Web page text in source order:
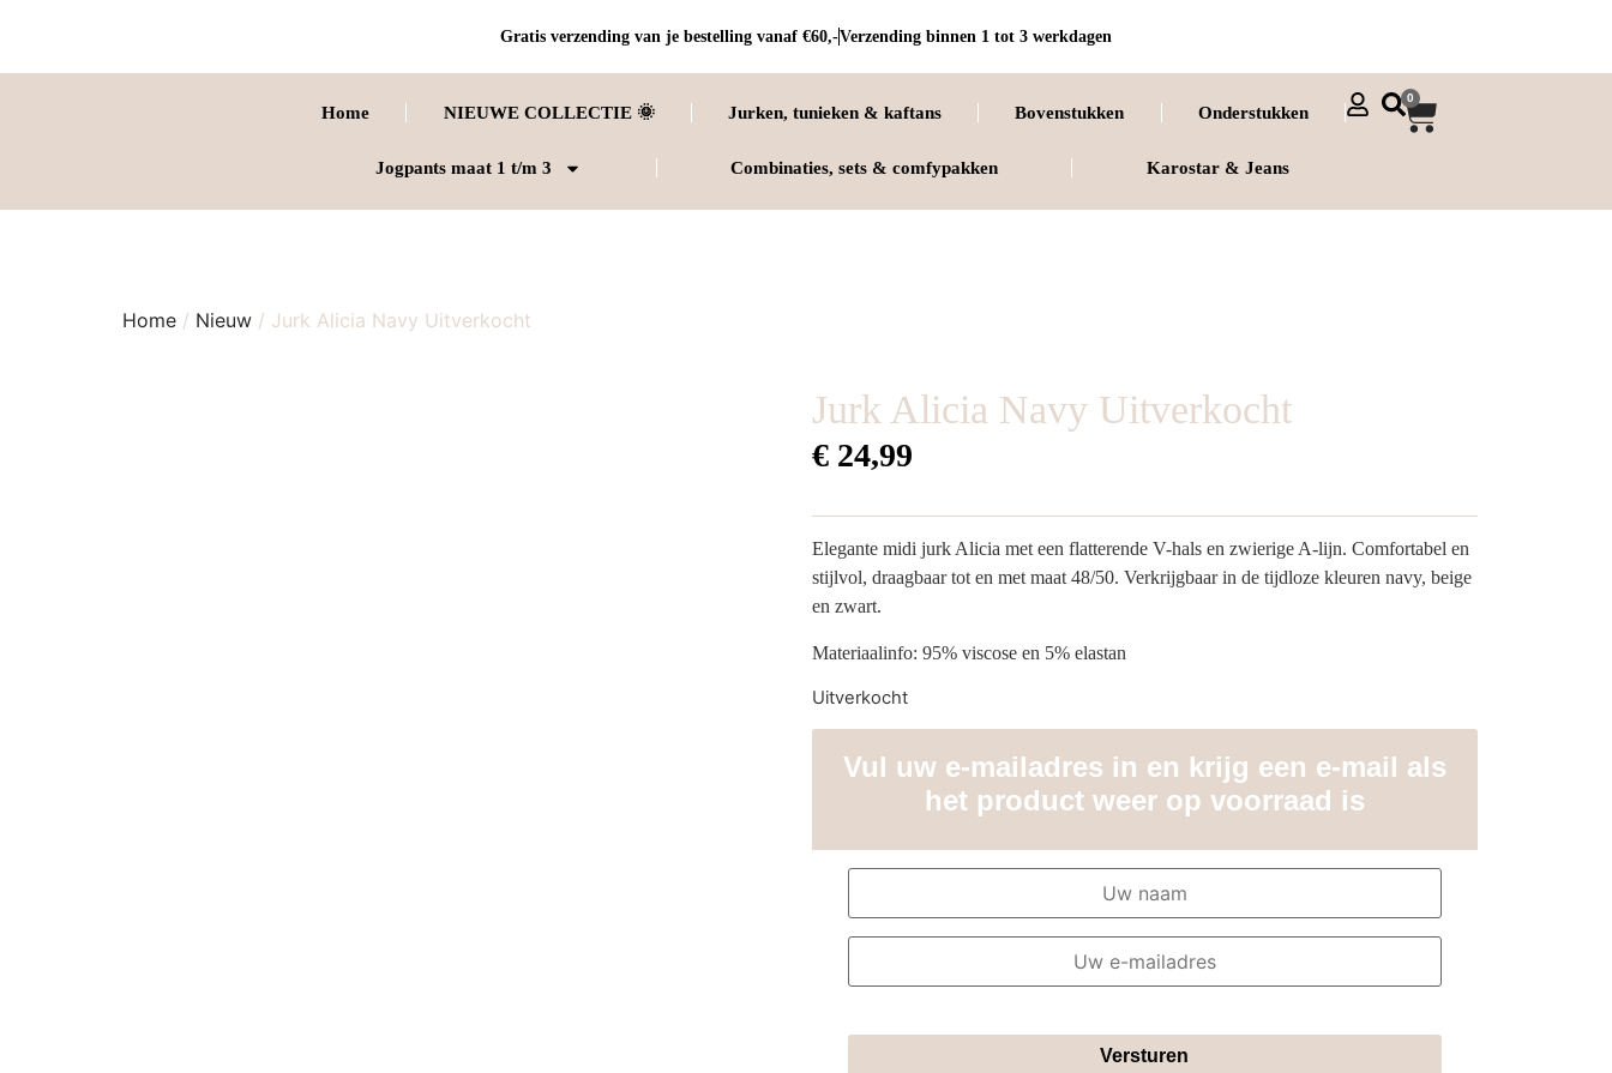
Gratis verzending van je bestelling vanaf €60,-Verzending binnen 1 tot 3 werkdagen
Home NIEUWE COLLECTIE 🌞 Jurken, tunieken & kaftans Bovenstukken Onderstukken
Jogpants maat 1 t/m 3 Combinaties, sets & comfypakken Karostar & Jeans
0
Home / Nieuw / Jurk Alicia Navy Uitverkocht
Jurk Alicia Navy Uitverkocht
€24,99
Elegante midi jurk Alicia met een flatterende V-hals en zwierige A-lijn. Comfortabel en
stijlvol, draagbaar tot en met maat 48/50. Verkrijgbaar in de tijdloze kleuren navy, beige
en zwart.
Materiaalinfo: 95% viscose en 5% elastan
Uitverkocht
Vul uw e-mailadres in en krijg een e-mail als
het product weer op voorraad is
Versturen